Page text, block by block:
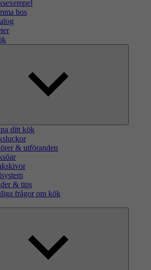
hos
ditt kök
& utföranden
& tips
frågor om kök